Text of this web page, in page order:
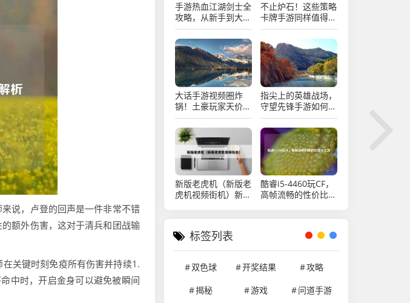
说，卢登的回声是一件非常不错
额外伤害，这对于清兵和团战输
关键时刻免疫所有伤害并持续1.
中时，开启金身可以避免被瞬间
手游热血江湖剑士全
攻略，从新手到大
神，剑锋所指，一往
无前！热血江湖手游
剑士全攻略，从新手
到大神，剑锋所指一
往无前
不止炉石！这些策略
卡牌手游同样值得你
肝，不止炉石！这些
策略卡牌手游同样值
得你肝
大话手游视频圈炸
锅！土豪玩家天价挖
宝实录，平民玩家，
这游戏还能玩吗？大
话手游土豪天价挖宝
引争议，平民玩家，
这游戏还怎么玩？
指尖上的英雄战场，
守望先锋手游如何复
刻经典，又点燃新可
能？指尖战场，守望
先锋手游复刻经典，
再燃新可能
新版老虎机（新版老
虎机视频街机）新版
酷睿i5-4460玩CF，
高帧流畅的性价比显
标签列表
双色球 开奖结果
攻略
揭秘
游戏
问道手游